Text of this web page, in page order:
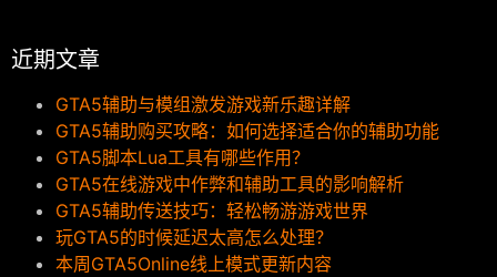
近期文章
GTA5辅助与模组激发游戏新乐趣详解
GTA5辅助购买攻略：如何选择适合你的辅助功能
GTA5脚本Lua工具有哪些作用？
GTA5在线游戏中作弊和辅助工具的影响解析
GTA5辅助传送技巧：轻松畅游游戏世界
玩GTA5的时候延迟太高怎么处理？
本周GTA5Online线上模式更新内容